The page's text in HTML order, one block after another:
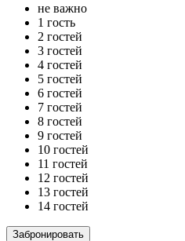
не важно
1 гость
2 гостей
3 гостей
4 гостей
5 гостей
6 гостей
7 гостей
8 гостей
9 гостей
10 гостей
11 гостей
12 гостей
13 гостей
14 гостей